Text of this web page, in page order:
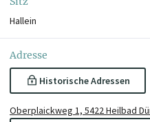
Hallein
Adresse
Historische Adressen
Oberplaickweg 1, 5422 Heilbad